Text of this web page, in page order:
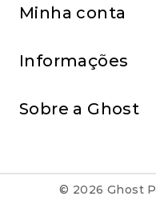
Minha conta
Informações
Sobre a Ghost
© 2026 Ghost